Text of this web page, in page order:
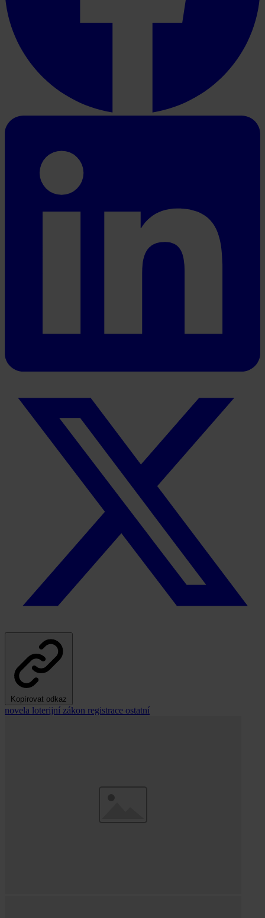
Kopírovat odkaz
novela loterijní zákon registrace ostatní